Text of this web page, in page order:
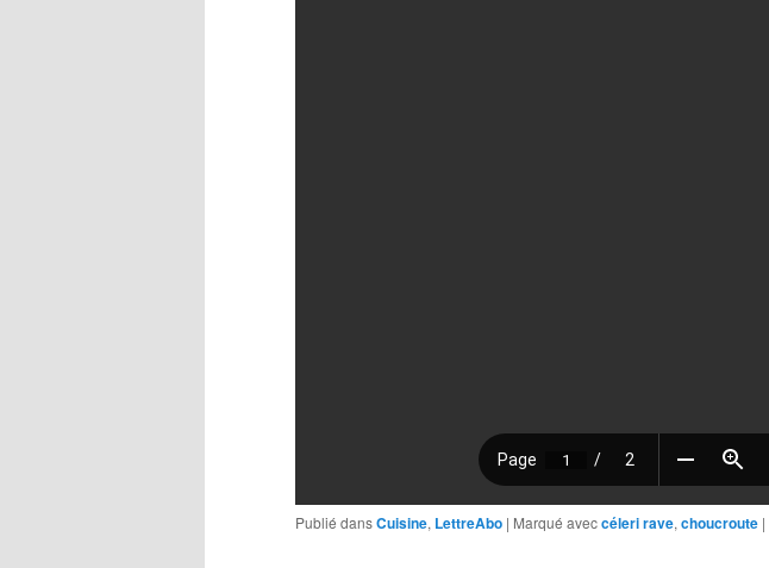
Publié dansCuisine, LettreAbo | Marqué aveccéleri rave, choucroute |